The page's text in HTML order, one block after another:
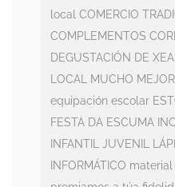
local COMERCIO
COMPLEMENTOS
DEGUSTACIÓN DE
LOCAL MUCHO MEJOR
equipación escolar
FESTA DA ESCUMA
INFANTIL
JUVENIL
INFORMÁTICO